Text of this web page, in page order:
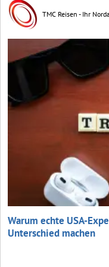
TMC Reisen - Ihr
Warum echte USA-
Unterschied machen